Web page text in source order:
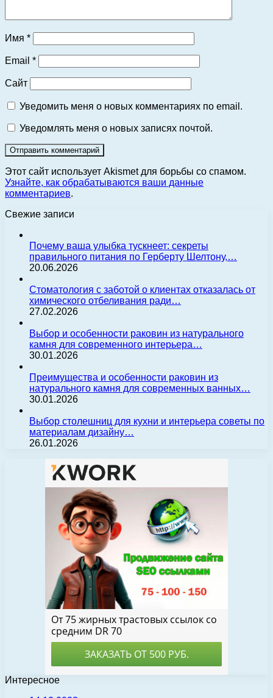
Имя *
Email *
Сайт
Уведомить меня о новых комментариях по email.
Уведомлять меня о новых записях почтой.
Этот сайт использует Akismet для борьбы со спамом.
Узнайте, как обрабатываются ваши данные
комментариев.
Свежие записи
Почему ваша улыбка тускнеет: секреты
правильного питания по Герберту Шелтону,…
20.06.2026
Стоматология с заботой о клиентах отказалась от
химического отбеливания ради…
27.02.2026
Выбор и особенности раковин из натурального
камня для современного интерьера…
30.01.2026
Преимущества и особенности раковин из
натурального камня для современных ванных…
30.01.2026
Выбор столешниц для кухни и интерьера советы по
материалам дизайну…
26.01.2026
Интересное